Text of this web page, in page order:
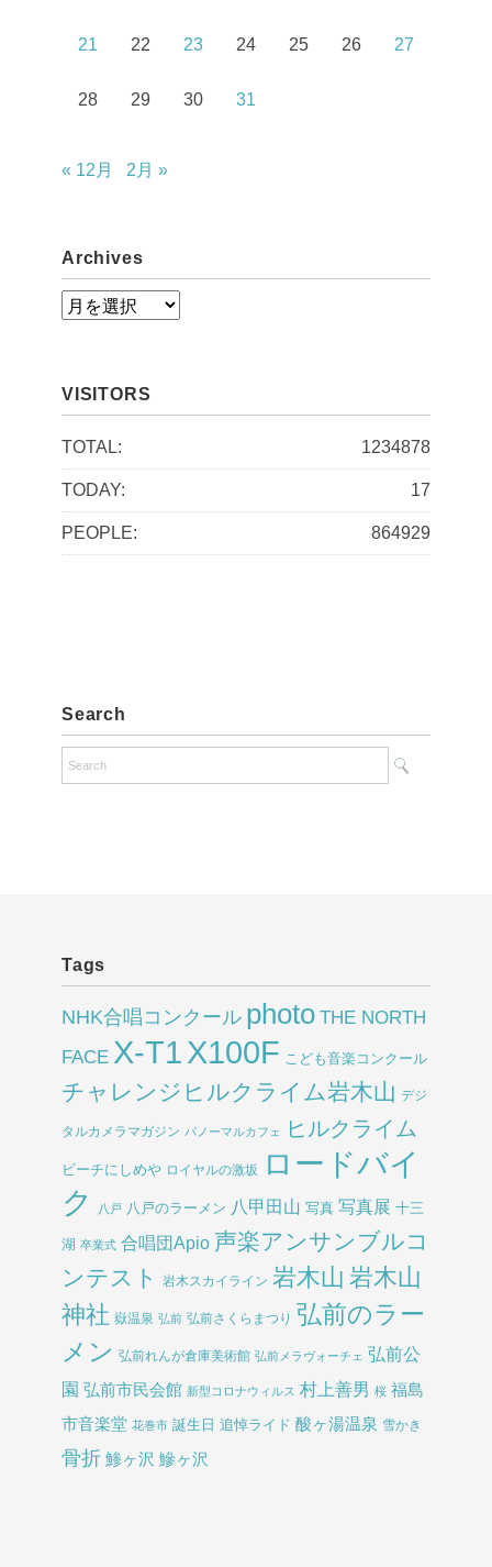
21 22 23 24 25 26 27
28 29 30 31
« 12月 2月 »
Archives
A
h
i
v
s
VISITORS
1234878
TOTAL:
17
TODAY:
864929
PEOPLE:
Search
Tags
NHK合唱コンクール photo THE NORTH
FACE X-T1X100F こども音楽コンクール
チャレンジヒルクライム岩木山 デジ
タルカメラマガジン パノーマルカフェ ヒルクライム
ビーチにしめや ロイヤルの激坂
ロードバイ
ク
八戸 八戸のラーメン 八甲田山 写真 写真展 十三
湖 卒業式 合唱団Apio 声楽アンサンブルコ
ンテスト
岩木スカイライン 岩木山 岩木山
神社 嶽温泉 弘前 弘前さくらまつり 弘前のラー
メン 弘前れんが倉庫美術館 弘前メラヴォーチェ 弘前公
園 弘前市民会館 新型コロナウィルス 村上善男 桜 福島
市音楽堂 花巻市 誕生日 追悼ライド 酸ヶ湯温泉 雪かき
骨折 鯵ヶ沢 鰺ヶ沢